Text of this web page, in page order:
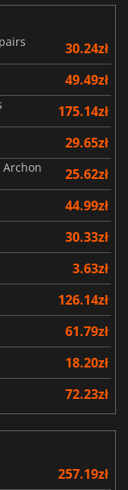
30.24zł
49.49zł
175.14zł
29.65zł
Archon 25.62zł
44.99zł
30.33zł
3.63zł
126.14zł
61.79zł
18.20zł
72.23zł
257.19zł